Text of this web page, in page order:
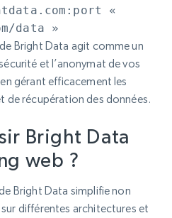
«
data »
Bright Data agit comme un
et l’anonymat de vos
gérant efficacement les
de récupération des données.
Bright Data
web ?
Bright Data simplifie non
différentes architectures et